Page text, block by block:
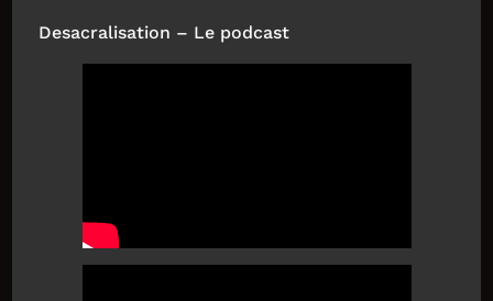
Desacralisation – Le podcast